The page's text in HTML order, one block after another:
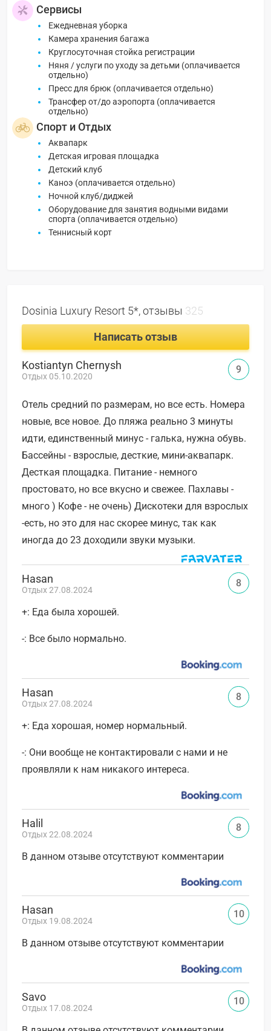
Сервисы
Ежедневная уборка
Камера хранения багажа
Круглосуточная стойка регистрации
Няня / услуги по уходу за детьми (оплачивается
отдельно)
Пресс для брюк (оплачивается отдельно)
Трансфер от/до аэропорта (оплачивается
отдельно)
Спорт и Отдых
Аквапарк
Детская игровая площадка
Детский клуб
Каноэ (оплачивается отдельно)
Ночной клуб/диджей
Оборудование для занятия водными видами
спорта (оплачивается отдельно)
Теннисный корт
Dosinia Luxury Resort 5*, отзывы 325
Написать отзыв
Kostiantyn Chernysh
Отдых 05.10.2020
Отель средний по размерам, но все есть. Номера
новые, все новое. До пляжа реально 3 минуты
идти, единственный минус - галька, нужна обувь.
Бассейны - взрослые, десткие, мини-аквапарк.
Десткая площадка. Питание - немного
простовато, но все вкусно и свежее. Пахлавы -
много ) Кофе - не очень) Дискотеки для взрослых
-есть, но это для нас скорее минус, так как
иногда до 23 доходили звуки музыки.
9
Hasan
Отдых 27.08.2024
+: Еда была хорошей.
-: Все было нормально.
8
Hasan
Отдых 27.08.2024
+: Еда хорошая, номер нормальный.
-: Они вообще не контактировали с нами и не
проявляли к нам никакого интереса.
8
Halil
Отдых 22.08.2024
В данном отзыве отсутствуют комментарии
8
Hasan
Отдых 19.08.2024
В данном отзыве отсутствуют комментарии
10
Savo
Отдых 17.08.2024
10